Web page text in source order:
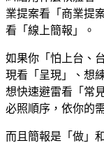
業提案看「商業提
看「線上簡報」。
如果你「怕上台、
現看「呈現」、想
想快速避雷看「常
必照順序，依你的
而且簡報是「做」